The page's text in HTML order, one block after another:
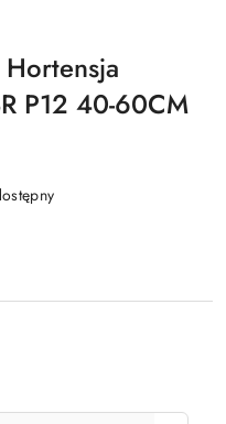
P12 40-60CM